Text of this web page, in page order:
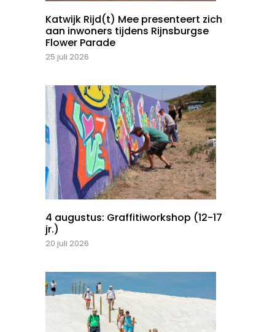
Katwijk Rijd(t) Mee presenteert zich
aan inwoners tijdens Rijnsburgse
Flower Parade
25 juli 2026
4 augustus: Graffitiworkshop (12-17
jr.)
20 juli 2026